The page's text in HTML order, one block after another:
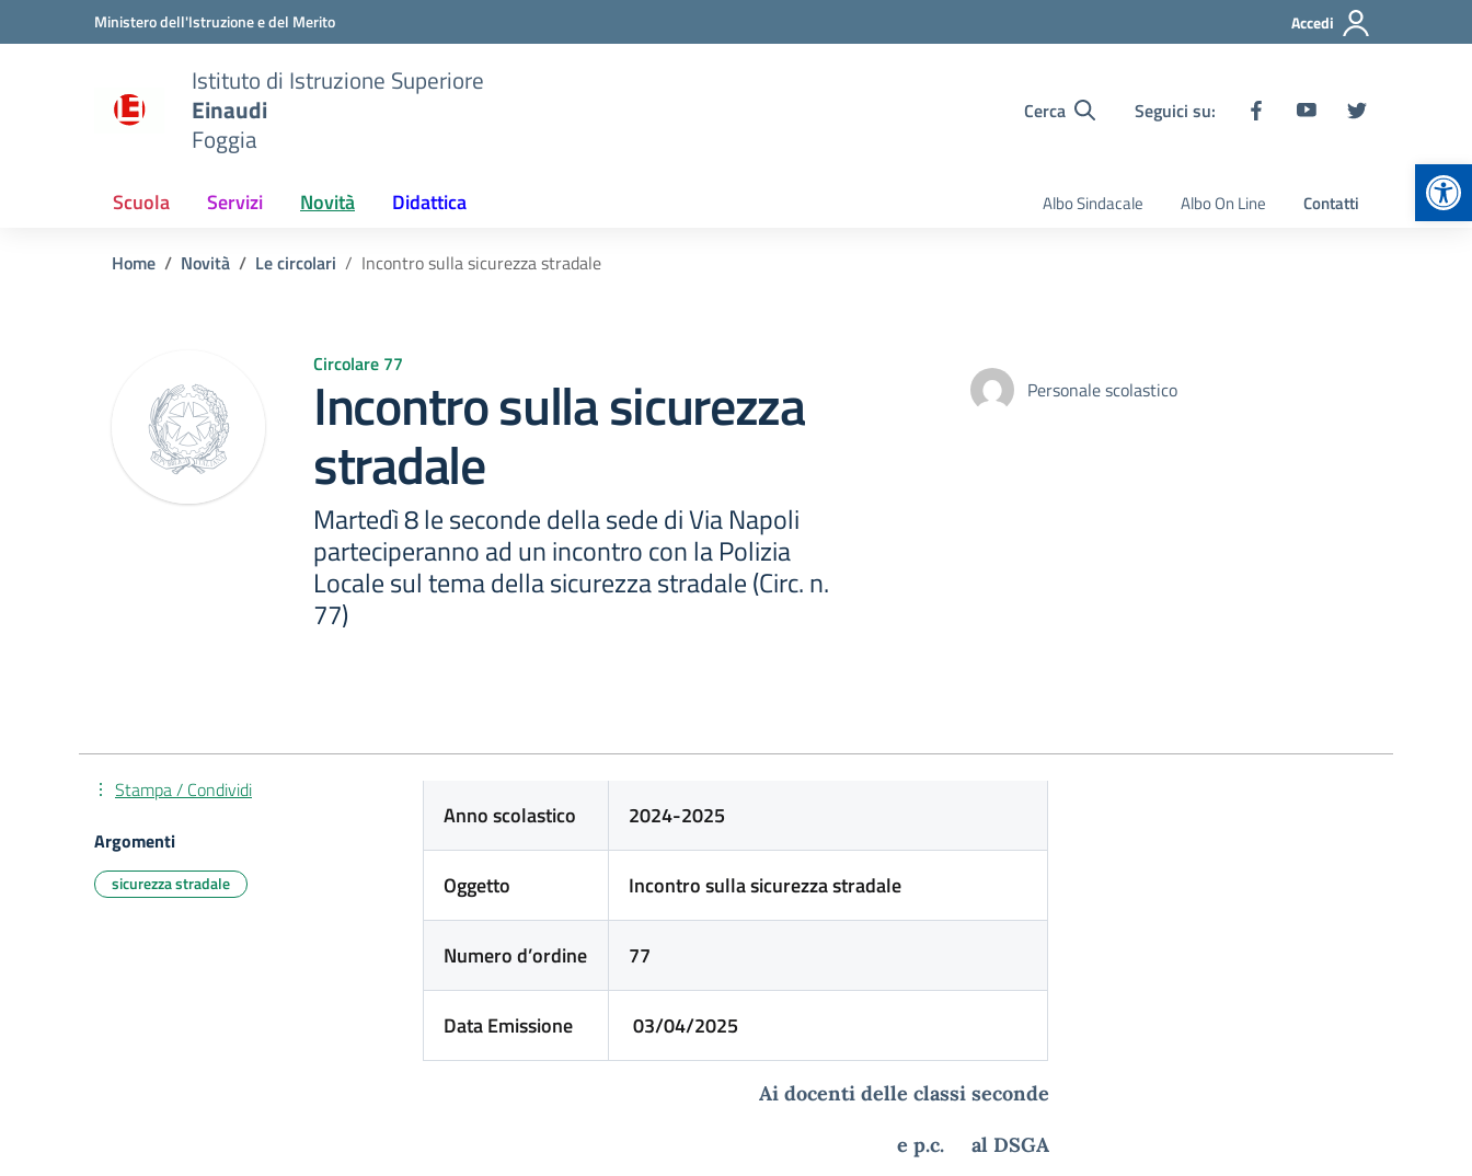
Vai ai contenuti
Vai al menu di navigazioneMinistero dell'Istruzione e del Merito Accedi
Istituto di Istruzione Superiore
Einaudi
Foggia
Cerca Seguici su:
Scuola Servizi Novità Didattica Albo Sindacale Albo On Line Contatti
Home Novità Le circolari Incontro sulla sicurezza stradale
Circolare 77
Incontro sulla sicurezza
stradale
Martedì 8 le seconde della sede di Via Napoli
parteciperanno ad un incontro con la Polizia
Locale sul tema della sicurezza stradale (Circ. n.
77)
Personale scolastico
Anno scolastico 2024-2025
Oggetto Incontro sulla sicurezza stradale
Numerod’ordine 77
DataEmissione 03/04/2025
Ai docenti delle classi seconde
e p.c. al DSGA
Stampa / Condividi
Argomenti
sicurezza stradale